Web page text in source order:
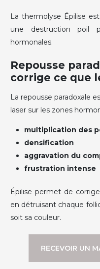
La thermolyse Épilise
une destruction poil
hormonales.
Repousse
corrige ce que
La repousse paradoxale
laser sur les zones
multiplication des
densification
aggravation du
frustration intense
Épilise permet de
en détruisant chaque
soit sa couleur.
RECEVOIR UN